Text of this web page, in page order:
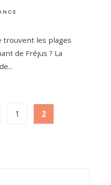
trouvent les plages
de Fréjus ? La
...
1 2